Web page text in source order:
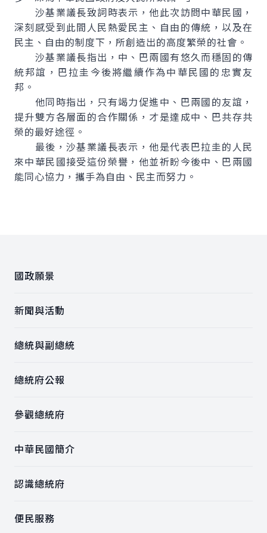
沙基業議長致詞時表示，他此次訪問中華民國，
深刻感受到此間人民熱愛民主、自由的傳統，以及在
民主、自由的制度下，所創造出的高度繁榮的社會。
沙基業議長指出，中、巴兩國有悠久而穩固的傳
統邦誼，巴拉圭今後將繼續作為中華民國的忠實友
邦。
他同時指出，只有竭力促進中、巴兩國的友誼，
提升雙方各層面的合作關係，才是達成中、巴共存共
榮的最好途徑。
最後，沙基業議長表示，他是代表巴拉圭的人民
來中華民國接受這份榮譽，他並祈盼今後中、巴兩國
能同心協力，攜手為自由、民主而努力。
國政願景
新聞與活動
總統與副總統
總統府公報
參觀總統府
中華民國簡介
認識總統府
便民服務